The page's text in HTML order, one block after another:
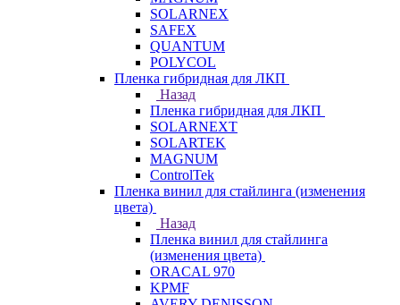
SOLARNEX
SAFEX
QUANTUM
POLYCOL
Пленка гибридная для ЛКП
Назад
Пленка гибридная для ЛКП
SOLARNEXT
SOLARTEK
MAGNUM
ControlTek
Пленка винил для стайлинга (изменения
цвета)
Назад
Пленка винил для стайлинга
(изменения цвета)
ORACAL 970
KPMF